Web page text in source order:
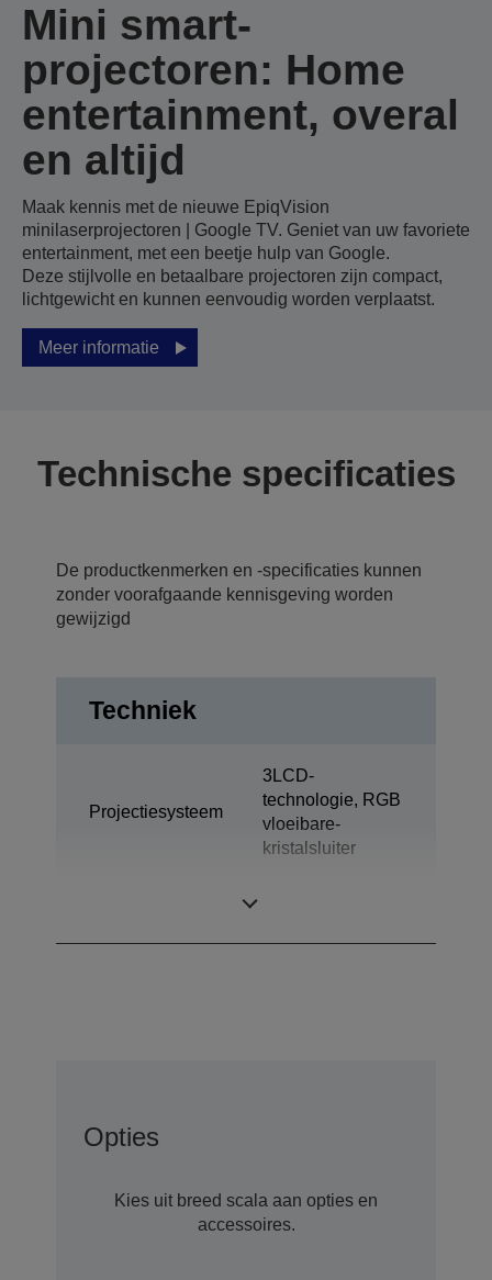
Mini smart-
projectoren: Home
entertainment, overal
en altijd
Maak kennis met de nieuwe EpiqVision
minilaserprojectoren | Google TV. Geniet van uw favoriete
entertainment, met een beetje hulp van Google.
Deze stijlvolle en betaalbare projectoren zijn compact,
lichtgewicht en kunnen eenvoudig worden verplaatst.
Meer informatie
Technische specificaties
De productkenmerken en -specificaties kunnen
zonder voorafgaande kennisgeving worden
gewijzigd
Techniek
Projectiesysteem
3LCD-
technologie, RGB
vloeibare-
kristalsluiter
Opties
Kies uit breed scala aan opties en
accessoires.